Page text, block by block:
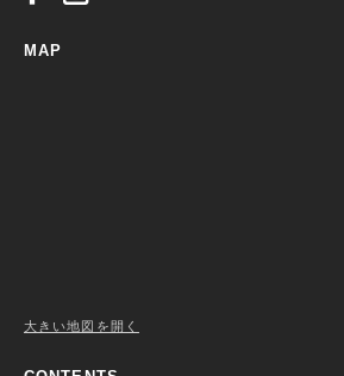
MAP
大きい地図を開く